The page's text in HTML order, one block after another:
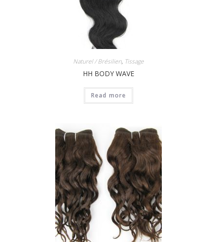
Naturel / Brésilien, Tissage
HH BODY WAVE
Read more